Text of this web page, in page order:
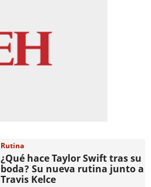
Rutina
¿Qué hace Taylor Swift tras su
boda? Su nueva rutina junto a
Travis Kelce